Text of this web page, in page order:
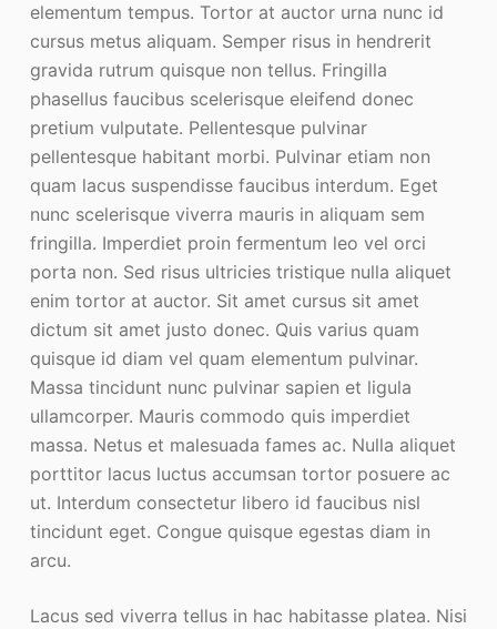
elementum tempus. Tortor at auctor urna nunc id
cursus metus aliquam. Semper risus in hendrerit
gravida rutrum quisque non tellus. Fringilla
phasellus faucibus scelerisque eleifend donec
pretium vulputate. Pellentesque pulvinar
pellentesque habitant morbi. Pulvinar etiam non
quam lacus suspendisse faucibus interdum. Eget
nunc scelerisque viverra mauris in aliquam sem
fringilla. Imperdiet proin fermentum leo vel orci
porta non. Sed risus ultricies tristique nulla aliquet
enim tortor at auctor. Sit amet cursus sit amet
dictum sit amet justo donec. Quis varius quam
quisque id diam vel quam elementum pulvinar.
Massa tincidunt nunc pulvinar sapien et ligula
ullamcorper. Mauris commodo quis imperdiet
massa. Netus et malesuada fames ac. Nulla aliquet
porttitor lacus luctus accumsan tortor posuere ac
ut. Interdum consectetur libero id faucibus nisl
tincidunt eget. Congue quisque egestas diam in
arcu.
Lacus sed viverra tellus in hac habitasse platea. Nisi